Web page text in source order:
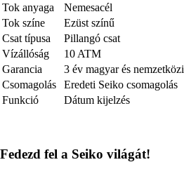
Tok anyaga
Nemesacél
Tok színe
Ezüst színű
Csat típusa
Pillangó csat
Vízállóság
10 ATM
Garancia
3 év magyar és nemzetközi
Csomagolás
Eredeti Seiko csomagolás
Funkció
Dátum kijelzés
Fedezd fel a Seiko világát!